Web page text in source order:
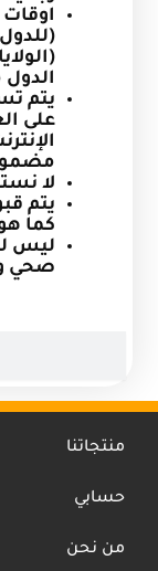
اوقات
الدول من 18 -
يتم
على
مضمونة
لا
يتم
كما
ليس
صحي
منتجاتنا
حسابي
من نحن